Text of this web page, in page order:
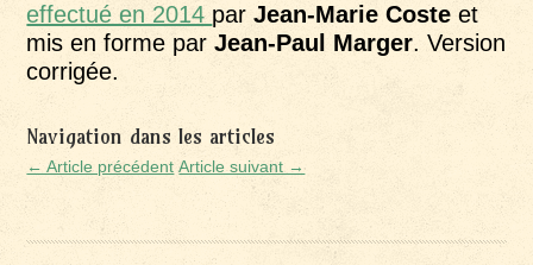
effectué en 2014 parJean-Marie Costeet
mis en forme par Jean-Paul Marger. Version
corrigée.
Navigation dans les articles
← Article précédent Article suivant →